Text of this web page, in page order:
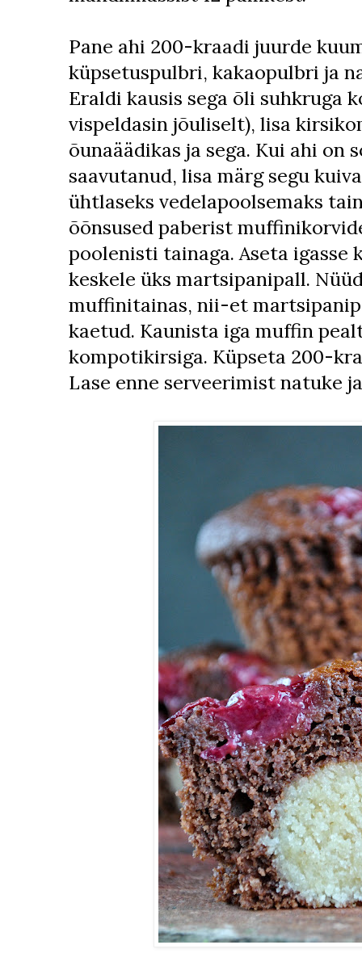
Pane ahi 200-kraadi juurde
küpsetuspulbri, kakaopulbri ja
Eraldi kausis sega õli suhkruga
vispeldasin jõuliselt), lisa
õunaäädikas ja sega. Kui ahi
saavutanud, lisa märg segu
ühtlaseks vedelapoolsemaks
õõnsused paberist
poolenisti tainaga. Aseta igasse
keskele üks martsipanipall.
muffinitainas, nii-et
kaetud. Kaunista iga muffin
kompotikirsiga. Küpseta 200-
Lase enne serveerimist natuke